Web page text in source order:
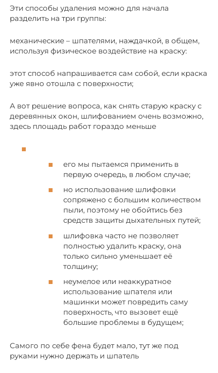
Эти способы удаления можно для начала
разделить на три группы:
механические – шпателями, наждачкой, в общем,
используя физическое воздействие на краску:
этот способ напрашивается сам собой, если краска
уже явно отошла с поверхности;
А вот решение вопроса, как снять старую краску с
деревянных окон, шлифованием очень возможно,
здесь площадь работ гораздо меньше
его мы пытаемся применить в
первую очередь, в любом случае;
но использование шлифовки
сопряжено с большим количеством
пыли, поэтому не обойтись без
средств защиты дыхательных путей;
шлифовка часто не позволяет
полностью удалить краску, она
только сильно уменьшает её
толщину;
неумелое или неаккуратное
использование шпателя или
машинки может повредить саму
поверхность, что вызовет ещё
большие проблемы в будущем;
Самого по себе фена будет мало, тут же под
руками нужно держать и шпатель